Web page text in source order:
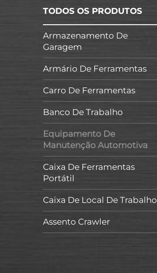
TODOS OS PRODUTOS
Armazenamento De
Garagem
Armário De Ferramentas
Carro De Ferramentas
Banco De Trabalho
Equipamento De
Manutenção Automotiva
Caixa De Ferramentas
Portátil
Caixa De Local De Trabalho
Assento Crawler